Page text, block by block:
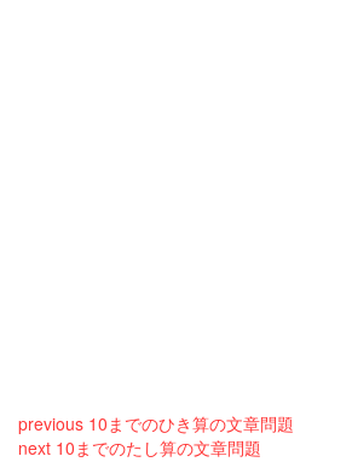
previous 10までのひき算の文章問題
next 10までのたし算の文章問題